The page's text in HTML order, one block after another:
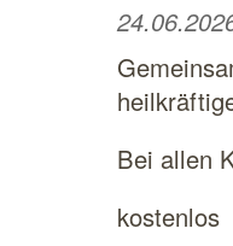
Bei allen
kostenlos